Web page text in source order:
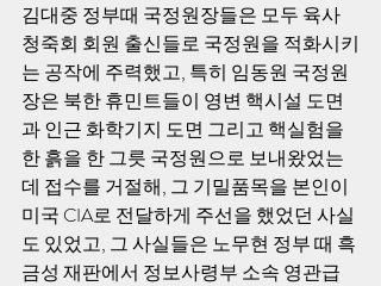
김대중 정부때 국정원장들은 모두 육사
청죽회 회원 출신들로 국정원을 적화시키
는 공작에 주력했고, 특히 임동원 국정원
장은 북한 휴민트들이 영변 핵시설 도면
과 인근 화학기지 도면 그리고 핵실험을
한 흙을 한 그릇 국정원으로 보내왔었는
데 접수를 거절해, 그 기밀품목을 본인이
미국 CIA로 전달하게 주선을 했었던 사실
도 있었고, 그 사실들은 노무현 정부 때 흑
금성 재판에서 정보사령부 소속 영관급